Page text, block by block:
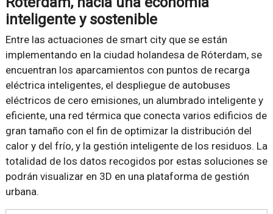
inteligente y sostenible
Entre las actuaciones de smart city que se están
implementando en la ciudad holandesa de Róterdam, se
encuentran los aparcamientos con puntos de recarga
eléctrica inteligentes, el despliegue de autobuses
eléctricos de cero emisiones, un alumbrado inteligente y
eficiente, una red térmica que conecta varios edificios de
gran tamaño con el fin de optimizar la distribución del
calor y del frío, y la gestión inteligente de los residuos. La
totalidad de los datos recogidos por estas soluciones se
podrán visualizar en 3D en una plataforma de gestión
urbana.